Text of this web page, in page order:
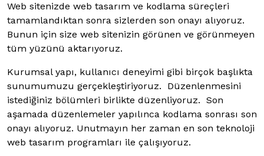
Web sitenizde web tasarım ve kodlama süreçleri
tamamlandıktan sonra sizlerden son onayı alıyoruz.
Bunun için size web sitenizin görünen ve görünmeyen
tüm yüzünü aktarıyoruz.
Kurumsal yapı, kullanıcı deneyimi gibi birçok başlıkta
sunumumuzu gerçekleştiriyoruz. Düzenlenmesini
istediğiniz bölümleri birlikte düzenliyoruz. Son
aşamada düzenlemeler yapılınca kodlama sonrası son
onayı alıyoruz. Unutmayın her zaman en son teknoloji
web tasarım programları ile çalışıyoruz.